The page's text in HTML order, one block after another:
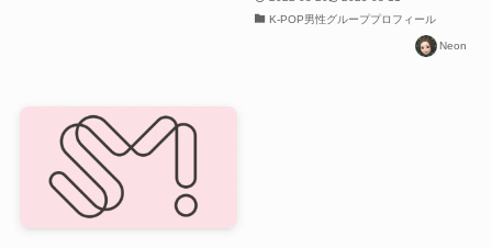
K-POP男性グループプロフィール
Neon